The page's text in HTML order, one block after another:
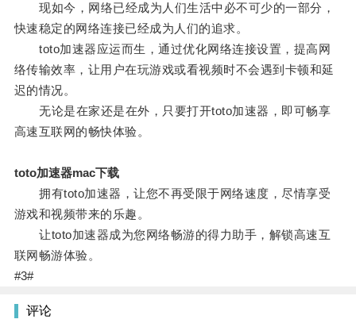
现如今，网络已经成为人们生活中必不可少的一部分，
快速稳定的网络连接已经成为人们的追求。
toto加速器应运而生，通过优化网络连接设置，提高网
络传输效率，让用户在玩游戏或看视频时不会遇到卡顿和延
迟的情况。
无论是在家还是在外，只要打开toto加速器，即可畅享
高速互联网的畅快体验。
toto加速器mac下载
拥有toto加速器，让您不再受限于网络速度，尽情享受
游戏和视频带来的乐趣。
让toto加速器成为您网络畅游的得力助手，解锁高速互
联网畅游体验。
#3#
评论